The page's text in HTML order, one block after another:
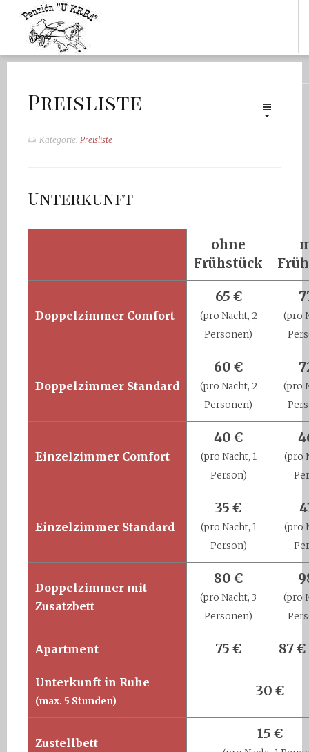
Preisliste
Kategorie: Preisliste
Unterkunft
ohne
Frühstück
Doppelzimmer Comfort
65 €
(pro Nacht, 2
Personen)
(pro
Doppelzimmer Standard
60 €
(pro Nacht, 2
Personen)
(pro
Einzelzimmer Comfort
40 €
(pro Nacht, 1
Person)
(pro
Einzelzimmer Standard
35 €
(pro Nacht, 1
Person)
(pro
Doppelzimmer mit
Zusatzbett
80 €
(pro Nacht, 3
Personen)
(pro
Apartment 75 € 87
Unterkunft in Ruhe
(max. 5 Stunden)
30 €
Zustellbett
15 €